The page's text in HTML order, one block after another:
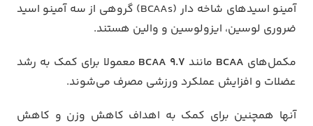
آمینو اسیدهای شاخه دار (BCAAs) گروهی از سه آمینو اسید
ضروری لوسین، ایزولوسین و والین هستند.
مکمل‌های BCAA مانند BCAA 9.7 معمولا برای کمک به رشد
عضلات و افزایش عملکرد ورزشی مصرف می‌شوند.
آنها همچنین برای کمک به اهداف کاهش وزن و کاهش